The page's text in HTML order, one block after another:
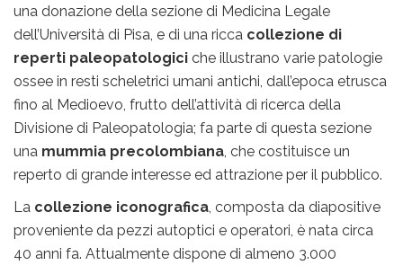
una donazione della sezione di Medicina Legale
dell’Università di Pisa, e di una ricca collezione di
reperti paleopatologici che illustrano varie patologie
ossee in resti scheletrici umani antichi, dall’epoca etrusca
fino al Medioevo, frutto dell’attività di ricerca della
Divisione di Paleopatologia; fa parte di questa sezione
una mummia precolombiana, che costituisce un
reperto di grande interesse ed attrazione per il pubblico.
La collezione iconografica, composta da diapositive
proveniente da pezzi autoptici e operatori, è nata circa
40 anni fa. Attualmente dispone di almeno 3.000